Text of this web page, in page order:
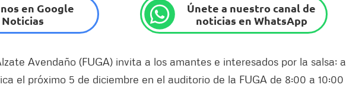
en Google
Noticias
Únete a nuestro canal de
noticias en WhatsApp
Avendaño (FUGA) invita a los amantes e interesados por la salsa; a
el próximo 5 de diciembre en el auditorio de la FUGA de 8:00 a 10:00